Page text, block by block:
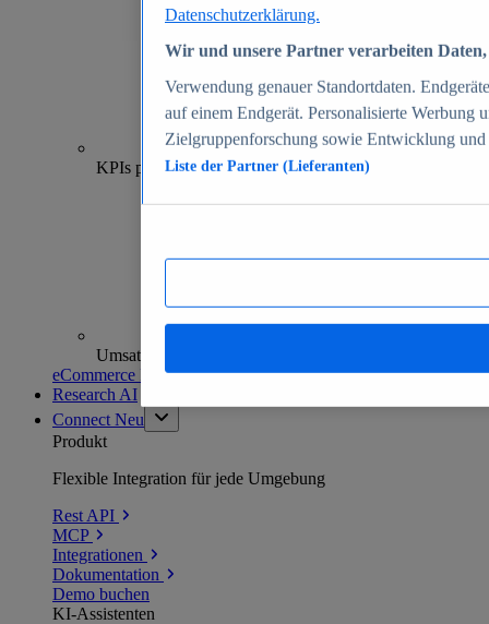
70+
KPIs pro Shop
Umsatzanalysen und -prognosen
eCommerce Insights entdecken
Research AI
Connect Neu
Produkt
Flexible Integration für jede Umgebung
Rest API
MCP
Integrationen
Dokumentation
Demo buchen
KI-Assistenten
Datenschutzerklärung.
Wir und unsere Partner verarbeiten
Verwendung genauer Standortdaten.
auf einem Endgerät. Personalisierte Werbung
Zielgruppenforschung sowie Entwicklung
Liste der Partner (Lieferanten)